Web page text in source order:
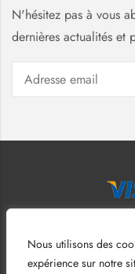
Nous utilisons des
expérience sur notre
N'hésitez pas à vous
dernières actualités et